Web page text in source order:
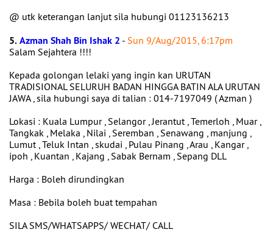
@ utk keterangan lanjut sila hubungi 01123136213
5.Azman Shah Bin Ishak 2 - Sun 9/Aug/2015, 6:17pm
Salam Sejahtera !!!!
Kepada golongan lelaki yang ingin kan URUTAN
TRADISIONAL SELURUH BADAN HINGGA BATIN ALA URUTAN
JAWA , sila hubungi saya di talian : 014-7197049 ( Azman )
Lokasi : Kuala Lumpur , Selangor , Jerantut , Temerloh , Muar ,
Tangkak , Melaka , Nilai , Seremban , Senawang , manjung ,
Lumut , Teluk Intan , skudai , Pulau Pinang , Arau , Kangar ,
ipoh , Kuantan , Kajang , Sabak Bernam , Sepang DLL
Harga : Boleh dirundingkan
Masa : Bebila boleh buat tempahan
SILA SMS/WHATSAPPS/ WECHAT/ CALL